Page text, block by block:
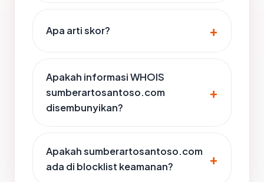
Apa arti skor?
Apakah informasi WHOIS
sumberartosantoso.com
disembunyikan?
Apakah sumberartosantoso.com
ada di blocklist keamanan?